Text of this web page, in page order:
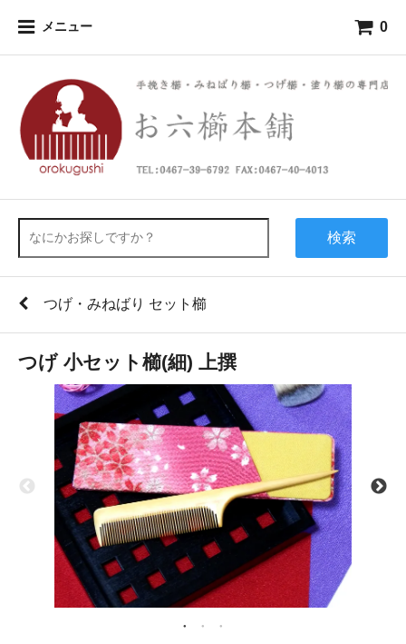
メニュー 0
検索
つげ・みねばり セット櫛
つげ 小セット櫛(細) 上撰